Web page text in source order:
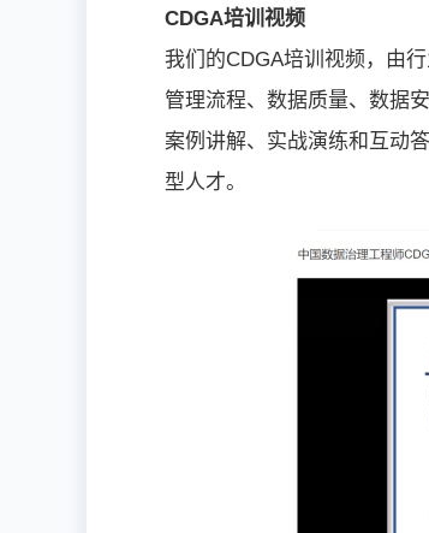
CDGA培训视频
我们的CDGA培训视频，由
管理流程、数据质量、数据
案例讲解、实战演练和互动
型人才。